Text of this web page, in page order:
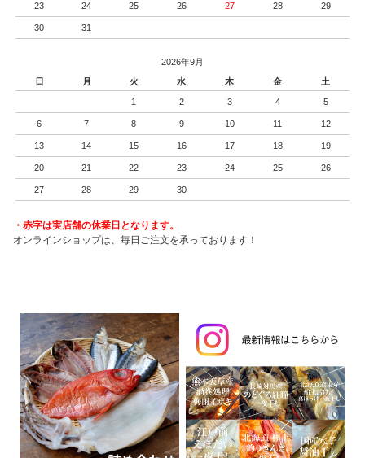
23 24 25 26 27 28 29
30 31
2026年9月
日
月 火 水 木 金 土
1 2 3 4 5
6 7 8 9 10 11 12
13 14 15 16 17 18 19
20 21 22 23 24 25 26
27 28 29 30
・赤字は実店舗の休業日となります。
オンラインショップは、毎日ご注文を承っております！